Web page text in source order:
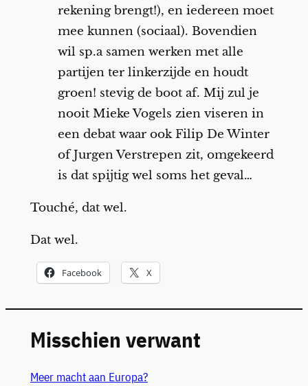
rekening brengt!), en iedereen moet
mee kunnen (sociaal). Bovendien
wil sp.a samen werken met alle
partijen ter linkerzijde en houdt
groen! stevig de boot af. Mij zul je
nooit Mieke Vogels zien viseren in
een debat waar ook Filip De Winter
of Jurgen Verstrepen zit, omgekeerd
is dat spijtig wel soms het geval…
Touché, dat wel.
Dat wel.
Facebook X
Misschien verwant
Meer macht aan Europa?